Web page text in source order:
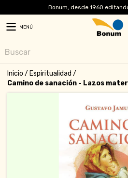
Bonum, desde 1960
MENÚ
Inicio / Espiritualidad /
Camino de sanación - Lazos